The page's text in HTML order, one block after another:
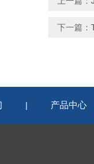
下一篇：
| 产品中心